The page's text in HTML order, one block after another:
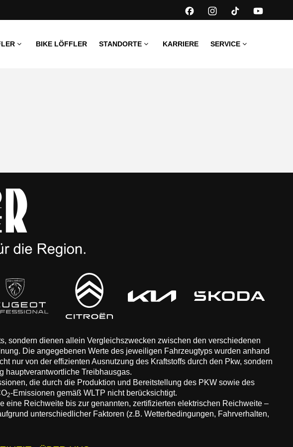
BIKE LÖFFLER STANDORTE KARRIERE SERVICE
sondern dienen allein Vergleichszwecken zwischen den verschiedenen
Die angegebenen Werte des jeweiligen Fahrzeugtyps wurden anhand
nur von der effizienten Ausnutzung des Kraftstoffs durch den Pkw, sondern
hauptverantwortliche Treibhausgas.
die durch die Produktion und Bereitstellung des PKW sowie des
2-Emissionen gemäß WLTP nicht berücksichtigt.
Reichweite bis zur genannten, zertifizierten elektrischen Reichweite –
unterschiedlicher Faktoren (z.B. Wetterbedingungen, Fahrverhalten,